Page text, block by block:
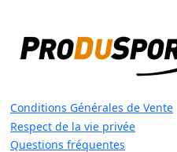
Conditions Générales de Vente
Respect de la vie privée
Questions fréquentes